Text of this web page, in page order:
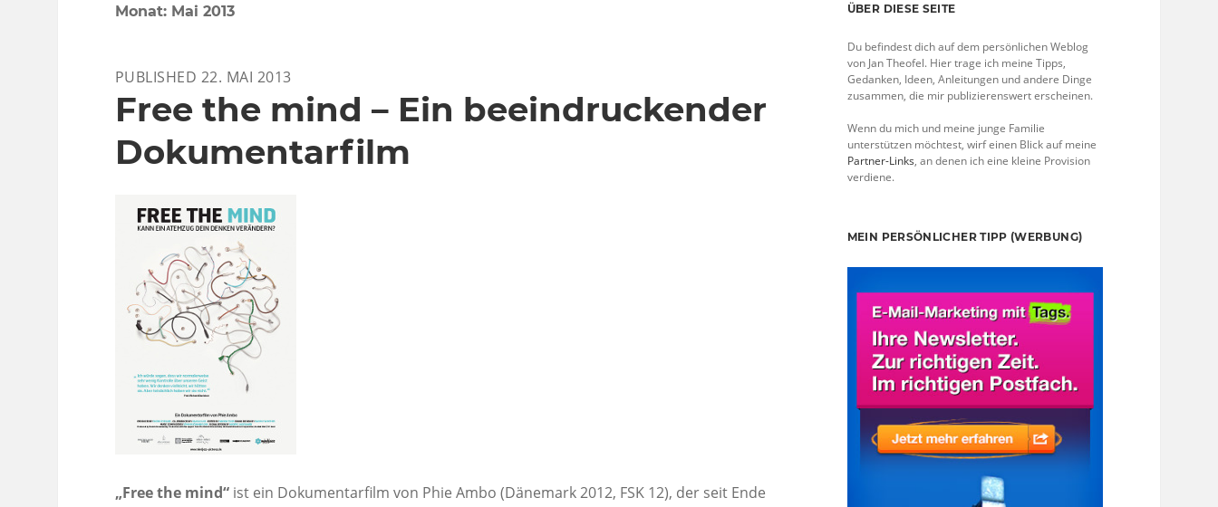
Monat: Mai 2013
PUBLISHED 22. MAI 2013
Free the mind – Ein beeindruckender
Dokumentarfilm
„Free the mind“ ist ein Dokumentarfilm von Phie Ambo (Dänemark 2012, FSK 12), der seit Ende
Sidebar
ÜBER DIESE SEITE
Du befindest dich auf dem persönlichen Weblog
von Jan Theofel. Hier trage ich meine Tipps,
Gedanken, Ideen, Anleitungen und andere Dinge
zusammen, die mir publizierenswert erscheinen.
Wenn du mich und meine junge Familie
unterstützen möchtest, wirf einen Blick auf meine
Partner-Links, an denen ich eine kleine Provision
verdiene.
MEIN PERSÖNLICHER TIPP (WERBUNG)